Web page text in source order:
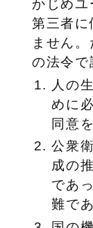
かじめユ
第三者に
ません
の法令で
人の
めに
同意
公衆
成の
であ
難で